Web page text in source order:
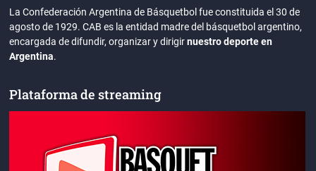
La Confederación Argentina de Básquetbol fue constituida el 30 de
agosto de 1929. CAB es la entidad madre del básquetbol argentino,
encargada de difundir, organizar y dirigirnuestro deporte en
Argentina.
Plataforma de streaming